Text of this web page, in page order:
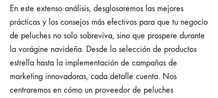
En este extenso análisis, desglosaremos las mejores
prácticas y los consejos más efectivos para que tu negocio
de peluches no solo sobreviva, sino que prospere durante
la vorágine navideña. Desde la selección de productos
estrella hasta la implementación de campañas de
marketing innovadoras, cada detalle cuenta. Nos
centraremos en cómo un proveedor de peluches